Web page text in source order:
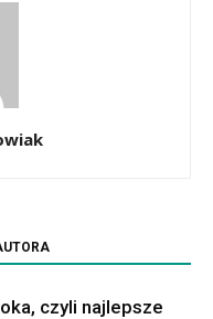
czyli najlepsze